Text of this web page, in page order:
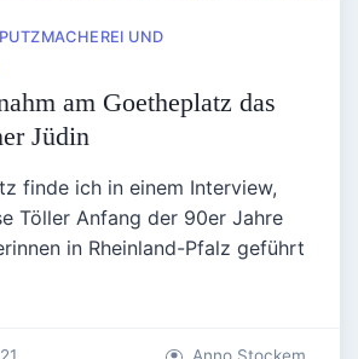
PUTZMACHEREI UND
am Goetheplatz das
Jüdin
finde ich in einem Interview,
Töller Anfang der 90er Jahre
in Rheinland-Pfalz geführt